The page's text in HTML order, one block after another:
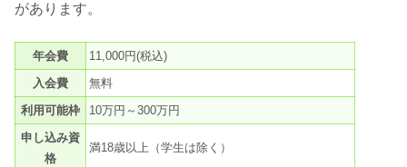
があります。
年会費
11,000円(税込)
入会費
無料
利用可能枠
10万円～300万円
申し込み資
格
満18歳以上（学生は除く）